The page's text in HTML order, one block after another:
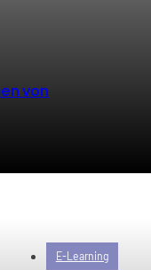
von
E-Learning